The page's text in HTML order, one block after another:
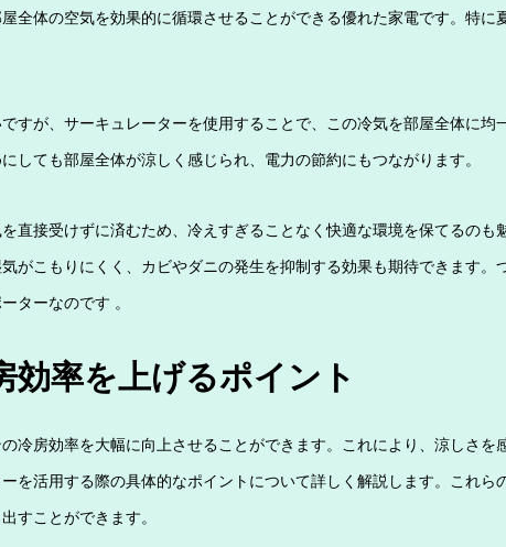
全体の空気を効果的に循環させることができる優れた家電です。特に
すが、サーキュレーターを使用することで、この冷気を部屋全体に均
しても部屋全体が涼しく感じられ、電力の節約にもつながります。
直接受けずに済むため、冷えすぎることなく快適な環境を保てるのも
がこもりにくく、カビやダニの発生を抑制する効果も期待できます。
ターなのです 。
効率を上げるポイント
冷房効率を大幅に向上させることができます。これにより、涼しさを
を活用する際の具体的なポイントについて詳しく解説します。これら
すことができます。